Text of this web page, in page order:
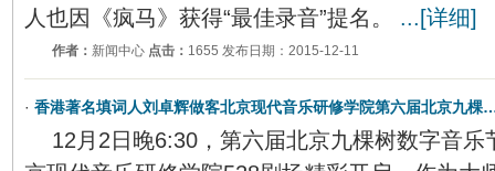
人也因《疯马》获得“最佳录音”提名。
...[详细]
作者： 新闻中心 点击： 1655 发布日期：2015-12-11
· 香港著名填词人刘卓辉做客北京现代音乐研修学院第六届北京九棵
12月2日晚6:30，第六届北京九棵树数字音